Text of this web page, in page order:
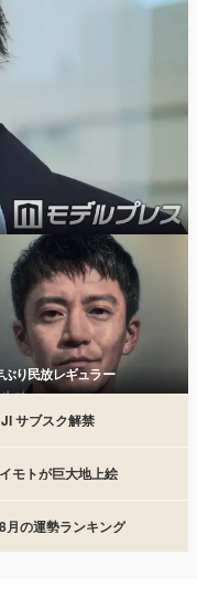
り民放レギュラー
サブスク解禁
モトが巨大地上絵
月の運勢ランキング